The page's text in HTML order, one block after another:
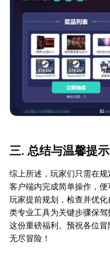
三. 总结与温馨提示
综上所述，玩家们只需在
客户端内完成简单操作，
玩家提前规划，检查并优
类专业工具为关键步骤保
这份重磅福利。预祝各位
无尽冒险！